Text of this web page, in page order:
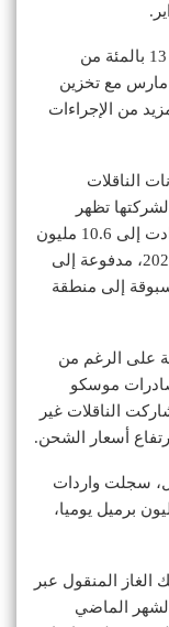
وزاد وصول النفط الإيراني، الذي يشكل نحو 13 بالمئة من
مع تخزين
من الإجراءات
الناقلات
لشركتها تظهر
من الخام المنقولة بحرا زادت إلى 10.6 مليون
برميل يوميا، وهو أعلى مستوى منذ أكتوبر 2023، مدفوعة إلى
إلى منطقة
على الرغم من
موسكو
الناقلات غير
أسعار الشحن.
سجلت واردات
135.25 مليون طن، أو 10.97 مليون برميل يوميا،
المنقول عبر
المسال، 15 بالمئة الشهر الماضي